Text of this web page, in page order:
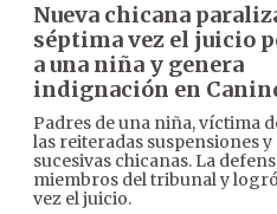
Nueva chicana
séptima vez el juicio
a una niña y genera
indignación en
Padres de una niña, víctima
las reiteradas suspensiones
sucesivas chicanas. La
miembros del tribunal y
vez el juicio.